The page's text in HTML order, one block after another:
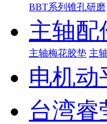
BBT系列锥孔研磨
主轴配
主轴梅花胶垫 主
电机动
台湾睿